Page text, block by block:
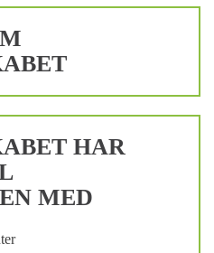
HAR
MED